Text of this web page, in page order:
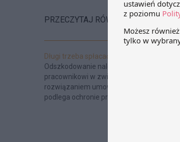
PRZECZYTAJ RÓWNIEŻ:
Długi trzeba spłacać
Odszkodowanie należne
pracownikowi w związku z
rozwiązaniem umowy o pracę nie
podlega ochronie przed potrąceniem.